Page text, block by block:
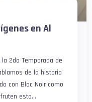
en Al
2da Temporada de
de la historia
con Bloc Noir como
esta...